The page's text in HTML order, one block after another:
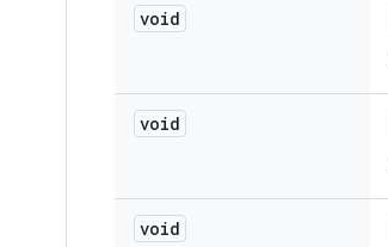
void
void
void